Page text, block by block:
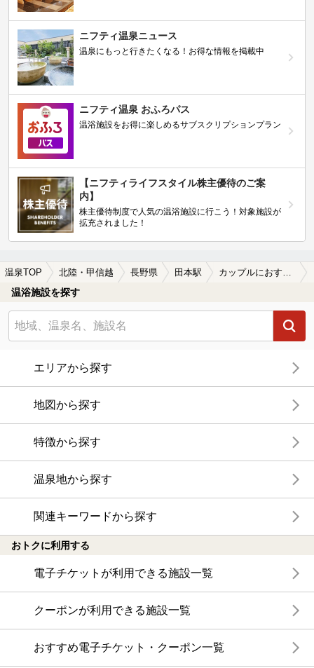
ニフティ温泉ニュース
温泉にもっと行きたくなる！お得な情報を掲載中
ニフティ温泉 おふろパス
温浴施設をお得に楽しめるサブスクリプションプラン
【ニフティライフスタイル株主優待のご案
内】
株主優待制度で人気の温浴施設に行こう！対象施設が
拡充されました！
温泉TOP 北陸・甲信越 長野県 田本駅 カップルにおすすめの田本駅近くの温泉、日帰り温泉、スーパー銭湯おすすめ
温浴施設を探す
エリアから探す
地図から探す
特徴から探す
温泉地から探す
関連キーワードから探す
おトクに利用する
電子チケットが利用できる施設一覧
クーポンが利用できる施設一覧
おすすめ電子チケット・クーポン一覧